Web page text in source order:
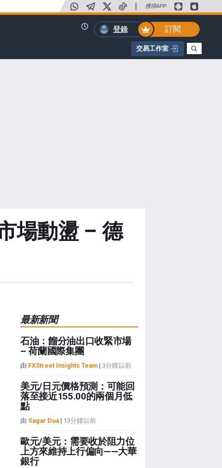
| 獲得APP
登錄 訂閱
交易工作室
場動盪 – 德
最新新聞
石油：餾分油出口收緊市場
– 荷蘭國際集團
由 FXStreet Insights Team| 3分鐘以前
美元/日元價格預測：可能回
落至接近155.00的兩個月低
點
由 Sagar Dua| 13分鐘以前
歐元/美元：需要收於阻力位
上方來維持上行偏向——大華
銀行